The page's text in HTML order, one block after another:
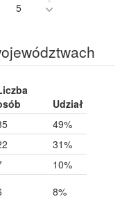
5
1
1
Udział
49%
31%
10%
8%